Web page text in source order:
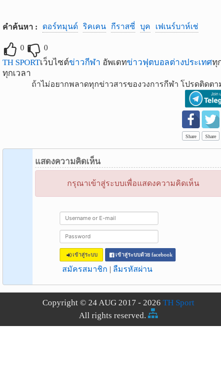
คำค้นหา : ดอร์ทมุนด์ ริคเคน กีราสซี่ บุค เฟเนร์บาห์เช่
0 0
TH SPORTเว็บไซต์ข่าวกีฬา อัพเดทข่าวฟุตบอลต่างประเทศทุ
ทุกเวลา
ถ้าไม่อยากพลาดทุกข่าวสารของวงการกีฬา โปรดติดตา
Share Share
แสดงความคิดเห็น
กรุณาเข้าสู่ระบบเพื่อแสดงความคิดเห็น
เข้าสู่ระบบ เข้าสู่ระบบด้วย facebook
สมัครสมาชิก | ลืมรหัสผ่าน
Copyright © 24 AUG 2017 - 2026 TH Sport
All rights reserved.